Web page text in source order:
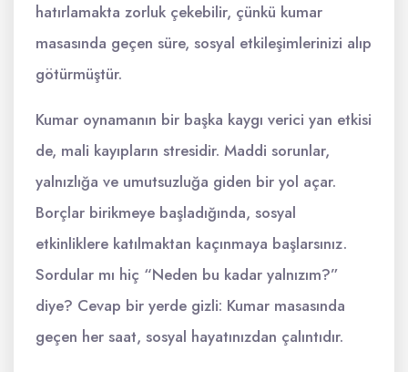
hatırlamakta zorluk çekebilir, çünkü kumar
masasında geçen süre, sosyal etkileşimlerinizi alıp
götürmüştür.
Kumar oynamanın bir başka kaygı verici yan etkisi
de, mali kayıpların stresidir. Maddi sorunlar,
yalnızlığa ve umutsuzluğa giden bir yol açar.
Borçlar birikmeye başladığında, sosyal
etkinliklere katılmaktan kaçınmaya başlarsınız.
Sordular mı hiç “Neden bu kadar yalnızım?”
diye? Cevap bir yerde gizli: Kumar masasında
geçen her saat, sosyal hayatınızdan çalıntıdır.